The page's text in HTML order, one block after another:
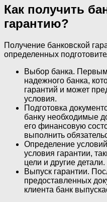
Как получить
гарантию?
Получение банковской
определенных
Выбор банка.
надежного банка,
гарантий и может
условия.
Подготовка
банку необходимые
его финансовую
выполнить
Определение
условия гарантии,
цели и другие детали.
Выпуск гарантии.
предоставленных
клиента банк